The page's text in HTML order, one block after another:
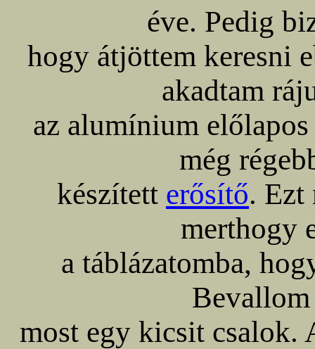
éve. Pedig
hogy átjöttem keresni
akadtam
az alumínium
még
készített erősítő. Ezt
merthogy
a táblázatomba,
most egy kicsit csalok.